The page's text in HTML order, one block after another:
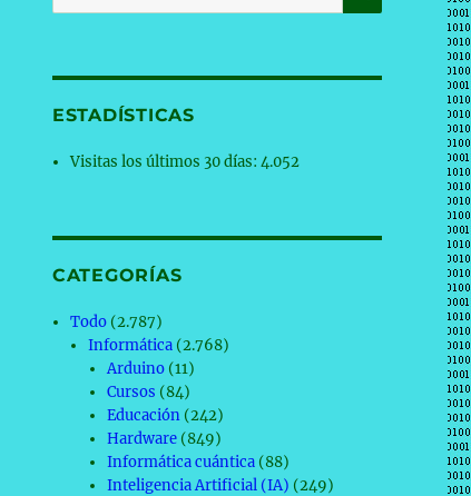
por:
ESTADÍSTICAS
Visitas los últimos 30 días:4.052
CATEGORÍAS
Todo (2.787)
Informática (2.768)
Arduino(11)
Cursos (84)
Educación(242)
Hardware(849)
Informática cuántica(88)
Inteligencia Artificial (IA) (249)